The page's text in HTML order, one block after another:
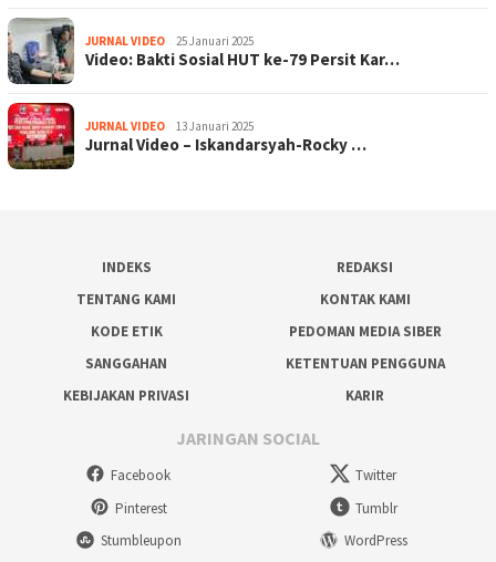
JURNAL VIDEO 25 Januari 2025
Video: Bakti Sosial HUT ke-79 Persit Kar…
JURNAL VIDEO 13 Januari 2025
Jurnal Video – Iskandarsyah-Rocky …
INDEKS
REDAKSI
TENTANG KAMI
KONTAK KAMI
KODE ETIK
PEDOMAN MEDIA SIBER
SANGGAHAN
KETENTUAN PENGGUNA
KEBIJAKAN PRIVASI
KARIR
JARINGAN SOCIAL
Facebook
Twitter
Pinterest
Tumblr
Stumbleupon
WordPress